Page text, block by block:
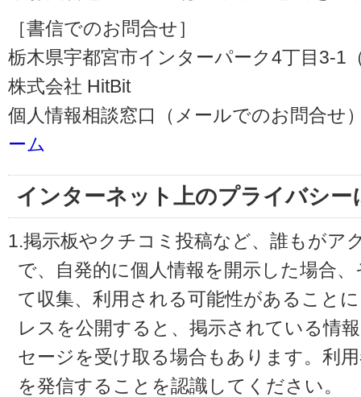
［書信でのお問合せ］
栃木県宇都宮市インターパーク4丁目3-1
株式会社 HitBit
個人情報相談窓口（メールでのお問合せ
ーム
インターネット上のプライバシー
1.掲示板やクチコミ投稿など、誰もがア
で、自発的に個人情報を開示した場合
て収集、利用される可能性があること
レスを公開すると、掲示されている情
セージを受け取る場合もあります。利
を発信することを認識してください。